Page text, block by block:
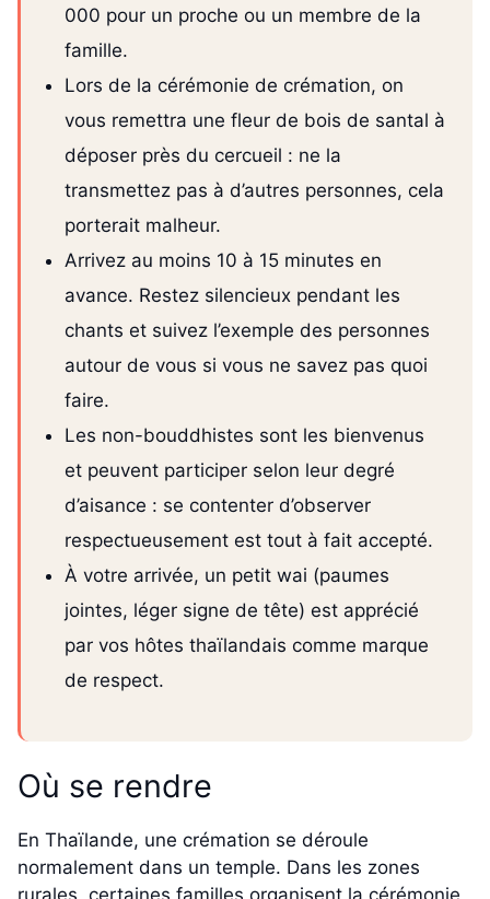
000 pour un proche ou un membre de la
famille.
Lors de la cérémonie de crémation, on
vous remettra une fleur de bois de santal à
déposer près du cercueil : ne la
transmettez pas à d’autres personnes, cela
porterait malheur.
Arrivez au moins 10 à 15 minutes en
avance. Restez silencieux pendant les
chants et suivez l’exemple des personnes
autour de vous si vous ne savez pas quoi
faire.
Les non-bouddhistes sont les bienvenus
et peuvent participer selon leur degré
d’aisance : se contenter d’observer
respectueusement est tout à fait accepté.
À votre arrivée, un petit wai (paumes
jointes, léger signe de tête) est apprécié
par vos hôtes thaïlandais comme marque
de respect.
Où se rendre
En Thaïlande, une crémation se déroule
normalement dans un temple. Dans les zones
rurales, certaines familles organisent la cérémonie